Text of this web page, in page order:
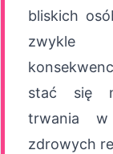
bliskich
zwykle
stać się
trwania w
zdrowych